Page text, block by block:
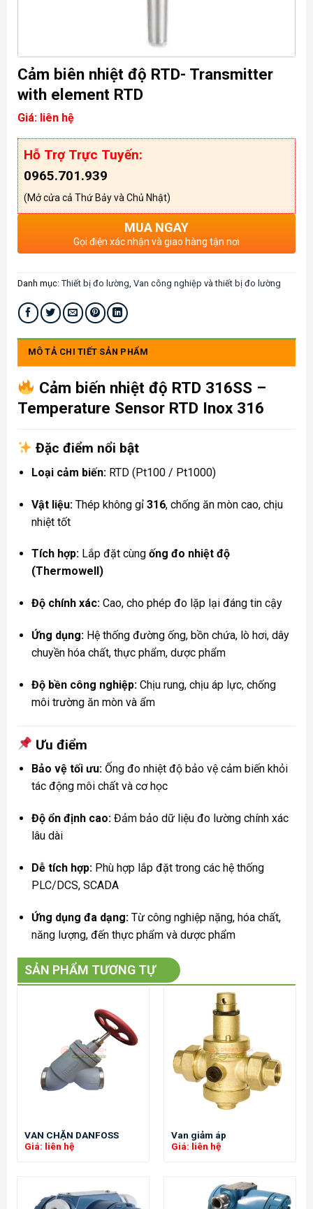
Cảm biên nhiệt độ RTD- Transmitter
with element RTD
Giá: liên hệ
Hỗ Trợ Trực Tuyến:
0965.701.939
(Mở cửa cả Thứ Bảy và Chủ Nhật)
MUA NGAY
Gọi điện xác nhận và giao hàng tận nơi
Danh mục: Thiết bị đo lường Van công nghiệp và thiết bị đo lường
MÔ TẢ CHI TIẾT SẢN PHẨM
Cảm biến nhiệt độ RTD 316SS –
Temperature Sensor RTD Inox 316
Đặc điểm nổi bật
Loại cảm biến: RTD (Pt100 / Pt1000)
Vật liệu: Thép không gỉ316, chống ăn mòn cao, chịu
nhiệt tốt
Tích hợp: Lắp đặt cùngống đo nhiệt độ
(Thermowell)
Độ chính xác: Cao, cho phép đo lặp lại đáng tin cậy
Ứng dụng: Hệ thống đường ống, bồn chứa, lò hơi, dây
chuyền hóa chất, thực phẩm, dược phẩm
Độ bền công nghiệp: Chịu rung, chịu áp lực, chống
môi trường ăn mòn và ẩm
Ưu điểm
Bảo vệ tối ưu: Ống đo nhiệt độ bảo vệ cảm biến khỏi
tác động môi chất và cơ học
Độ ổn định cao: Đảm bảo dữ liệu đo lường chính xác
lâu dài
Dễ tích hợp: Phù hợp lắp đặt trong các hệ thống
PLC/DCS, SCADA
Ứng dụng đa dạng: Từ công nghiệp nặng, hóa chất,
năng lượng, đến thực phẩm và dược phẩm
SẢN PHẨM TƯƠNG TỰ
VAN CHẶN DANFOSS
Giá: liên hệ
Van giảm áp
Giá: liên hệ